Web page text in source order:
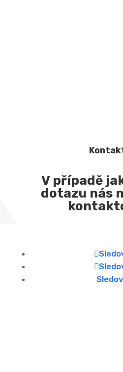
V případě
dotazu nás